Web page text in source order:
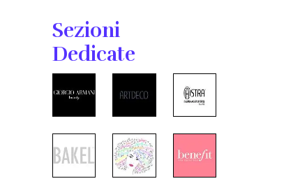
Sezioni
Dedicate